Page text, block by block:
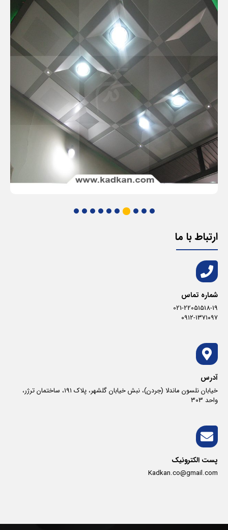
ارتباط با ما
شماره تماس
021-22051518-19
۰۹۱۲-۱۳۷۱۰۹۷
آدرس
خیابان نلسون ماندلا (جردن)، نبش خیابان گلشهر، پلاک ١٩١، ساختمان ترژر،
واحد ٣٠٣
پست الکترونیک
Kadkan.co@gmail.com